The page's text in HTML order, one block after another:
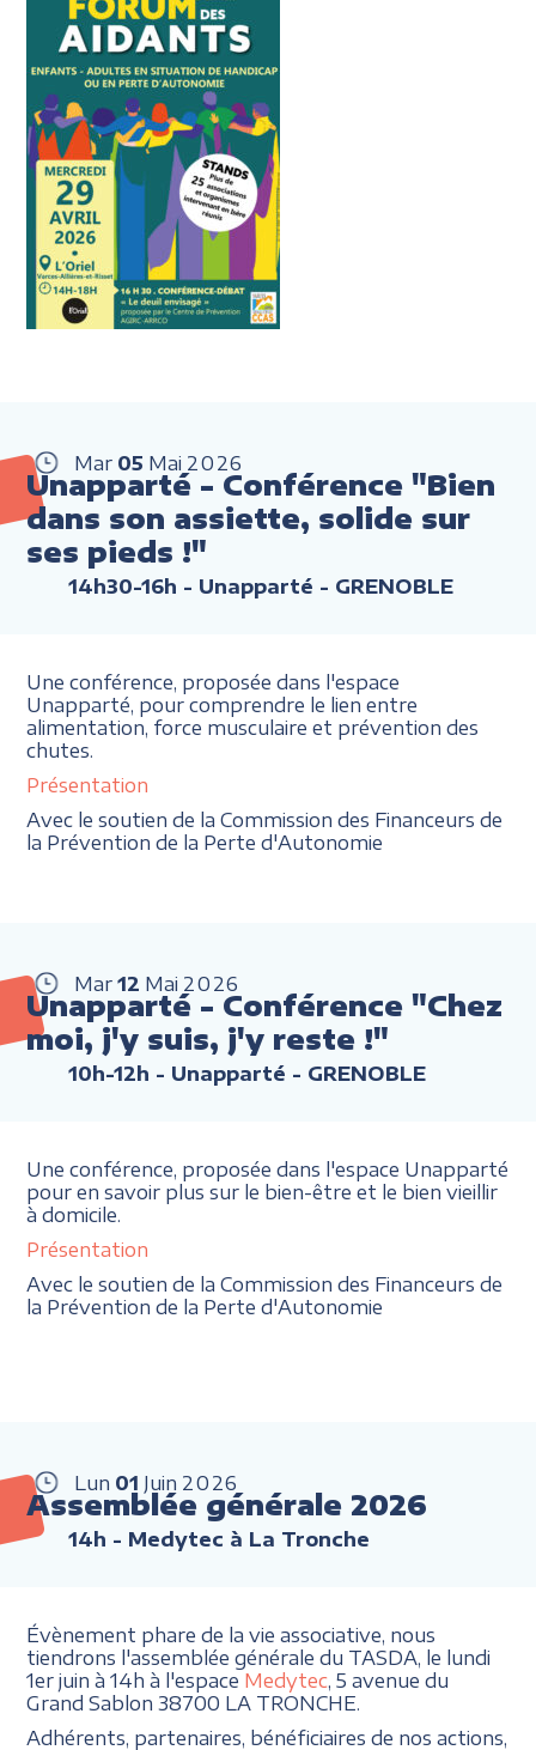
Mar 05 Mai 2026
Unapparté - Conférence "Bien
dans son assiette, solide sur
ses pieds !"
14h30-16h - Unapparté - GRENOBLE
Une conférence, proposée dans l'espace
Unapparté, pour comprendre le lien entre
alimentation, force musculaire et prévention des
chutes.
Présentation
Avec le soutien de la Commission des Financeurs de
la Prévention de la Perte d'Autonomie
Mar 12 Mai 2026
Unapparté - Conférence "Chez
moi, j'y suis, j'y reste !"
10h-12h - Unapparté - GRENOBLE
Une conférence, proposée dans l'espace Unapparté
pour en savoir plus sur le bien-être et le bien vieillir
à domicile.
Présentation
Avec le soutien de la Commission des Financeurs de
la Prévention de la Perte d'Autonomie
Lun 01 Juin 2026
Assemblée générale 2026
14h - Medytec à La Tronche
Évènement phare de la vie associative, nous
tiendrons l'assemblée générale du TASDA, le lundi
1er juin à 14h à l'espace Medytec , 5 avenue du
Grand Sablon 38700 LA TRONCHE.
Adhérents, partenaires, bénéficiaires de nos actions,